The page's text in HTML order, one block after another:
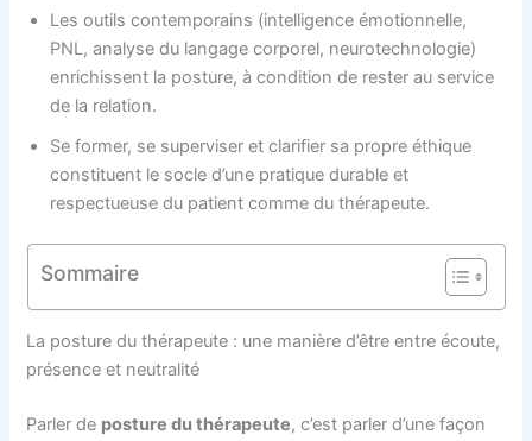
Les outils contemporains (intelligence émotionnelle,
PNL, analyse du langage corporel, neurotechnologie)
enrichissent la posture, à condition de rester au service
de la relation.
Se former, se superviser et clarifier sa propre éthique
constituent le socle d’une pratique durable et
respectueuse du patient comme du thérapeute.
Sommaire
La posture du thérapeute : une manière d’être entre écoute,
présence et neutralité
Parler de posture du thérapeute, c’est parler d’une façon